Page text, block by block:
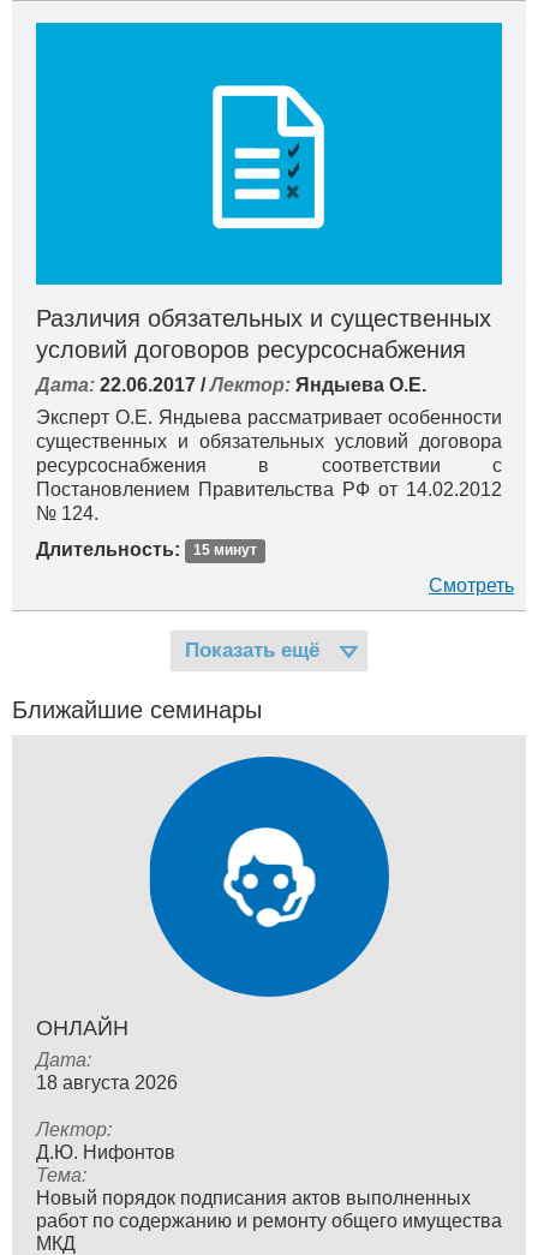
Различия обязательных и существенных
условий договоров ресурсоснабжения
Дата: 22.06.2017 /Лектор: Яндыева О.Е.
Эксперт О.Е. Яндыева рассматривает особенности
существенных и обязательных условий договора
ресурсоснабжения в соответствии с
Постановлением Правительства РФ от 14.02.2012
№ 124.
Длительность:
15 минут
Смотреть
Показать ещё
Ближайшие семинары
ОНЛАЙН
Дата:
18 августа 2026
Лектор:
Д.Ю. Нифонтов
Тема:
Новый порядок подписания актов выполненных
работ по содержанию и ремонту общего имущества
МКД